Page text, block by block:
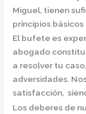
Miguel, tienen
principios
El bufete es
abogado
a resolver tu
adversidades.
satisfacción,
Los deberes de